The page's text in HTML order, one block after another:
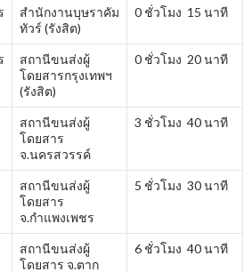
สำนักงานบุษราคัม
ทัวร์ (รังสิต)
0 ชั่วโมง 15 นาที
สถานีขนส่งผู้
โดยสารกรุงเทพฯ
(รังสิต)
0 ชั่วโมง 20 นาที
สถานีขนส่งผู้
โดยสาร
จ.นครสวรรค์
3 ชั่วโมง 40 นาที
สถานีขนส่งผู้
โดยสาร
จ.กำแพงเพชร
5 ชั่วโมง 30 นาที
สถานีขนส่งผู้
โดยสาร จ.ตาก
6 ชั่วโมง 40 นาที